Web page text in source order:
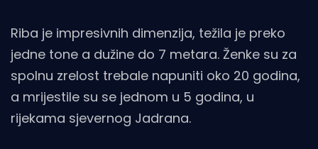
Riba je impresivnih dimenzija, težila je preko
jedne tone a dužine do 7 metara. Ženke su za
spolnu zrelost trebale napuniti oko 20 godina,
a mrijestile su se jednom u 5 godina, u
rijekama sjevernog Jadrana.